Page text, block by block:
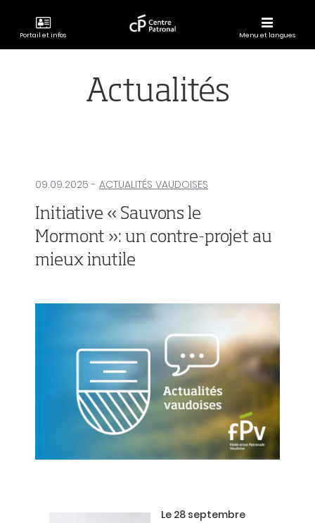
Portail et infos
CENTRE
Menu et langues
Actualités
09.09.2025 - ACTUALITÉS VAUDOISES
Initiative « Sauvons le
Mormont »: un contre-projet au
mieux inutile
Le 28 septembre